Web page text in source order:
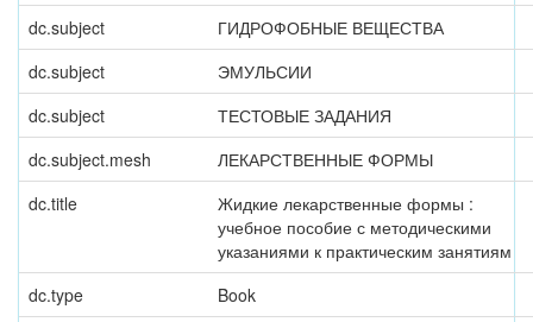
dc.subject
ГИДРОФОБНЫЕ ВЕЩЕСТВА
dc.subject
ЭМУЛЬСИИ
dc.subject
ТЕСТОВЫЕ ЗАДАНИЯ
dc.subject.mesh
ЛЕКАРСТВЕННЫЕ ФОРМЫ
dc.title
Жидкие лекарственные формы :
учебное пособие с методическими
указаниями к практическим занятиям
dc.type
Book